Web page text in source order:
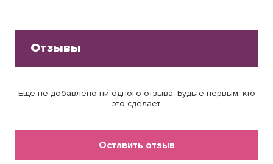
Отзывы
Еще не добавлено ни одного отзыва. Будьте первым, кто
это сделает.
Оставить отзыв